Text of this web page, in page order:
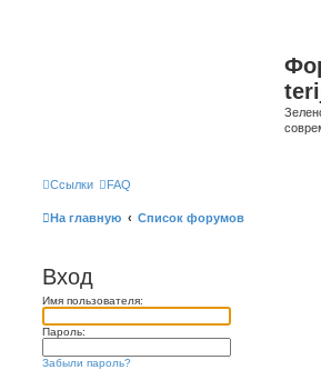
Ссылки FAQ
На главную Список форумов
Вход
Имя пользователя:
Пароль:
Забыли пароль?